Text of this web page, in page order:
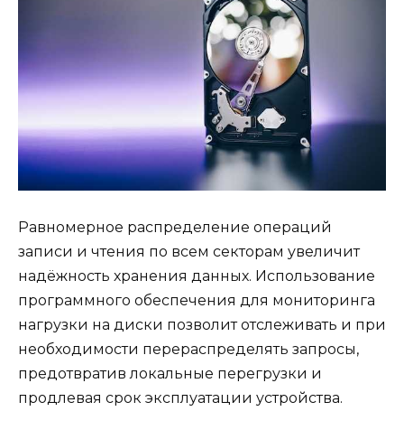
Равномерное распределение операций
записи и чтения по всем секторам увеличит
надёжность хранения данных. Использование
программного обеспечения для мониторинга
нагрузки на диски позволит отслеживать и при
необходимости перераспределять запросы,
предотвратив локальные перегрузки и
продлевая срок эксплуатации устройства.